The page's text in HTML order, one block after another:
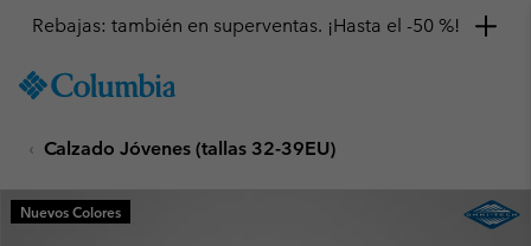
TO
SKIP
MAIN
NAV
Rebajas: también en superventas. ¡Hasta el -50 %!
Calzado Jóvenes (tallas 32-39EU)
Nuevos Colores